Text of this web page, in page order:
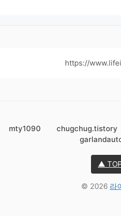
https://
mty1090 chugchug.tistory
▲
© 2026 라